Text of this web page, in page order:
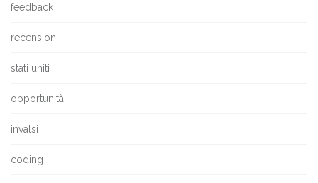
feedback
recensioni
stati uniti
opportunità
invalsi
coding